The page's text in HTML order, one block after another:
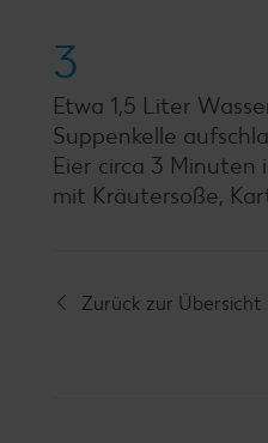
3
Etwa 1,5 Liter
Suppenkelle
Eier circa 3 Minuten
mit Kräutersoße,
Zurück zur Übersicht